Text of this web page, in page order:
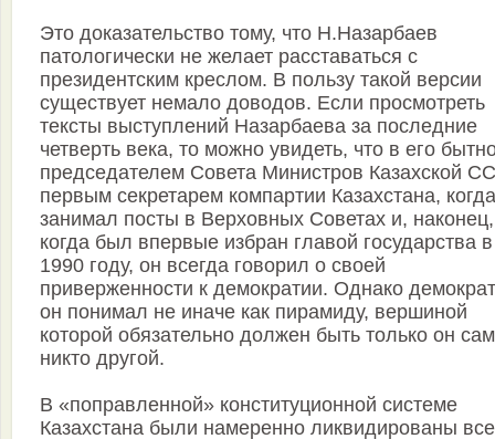
Это доказательство тому, что Н.Назарбаев
патологически не желает расставаться с
президентским креслом. В пользу такой версии
существует немало доводов. Если просмотреть
тексты выступлений Назарбаева за последние
четверть века, то можно увидеть, что в его
председателем Совета Министров Казахской
первым секретарем компартии Казахстана,
занимал посты в Верховных Советах и, наконец,
когда был впервые избран главой государства в
1990 году, он всегда говорил о своей
приверженности к демократии. Однако
он понимал не иначе как пирамиду, вершиной
которой обязательно должен быть только он
никто другой.
В «поправленной» конституционной системе
Казахстана были намеренно ликвидированы все